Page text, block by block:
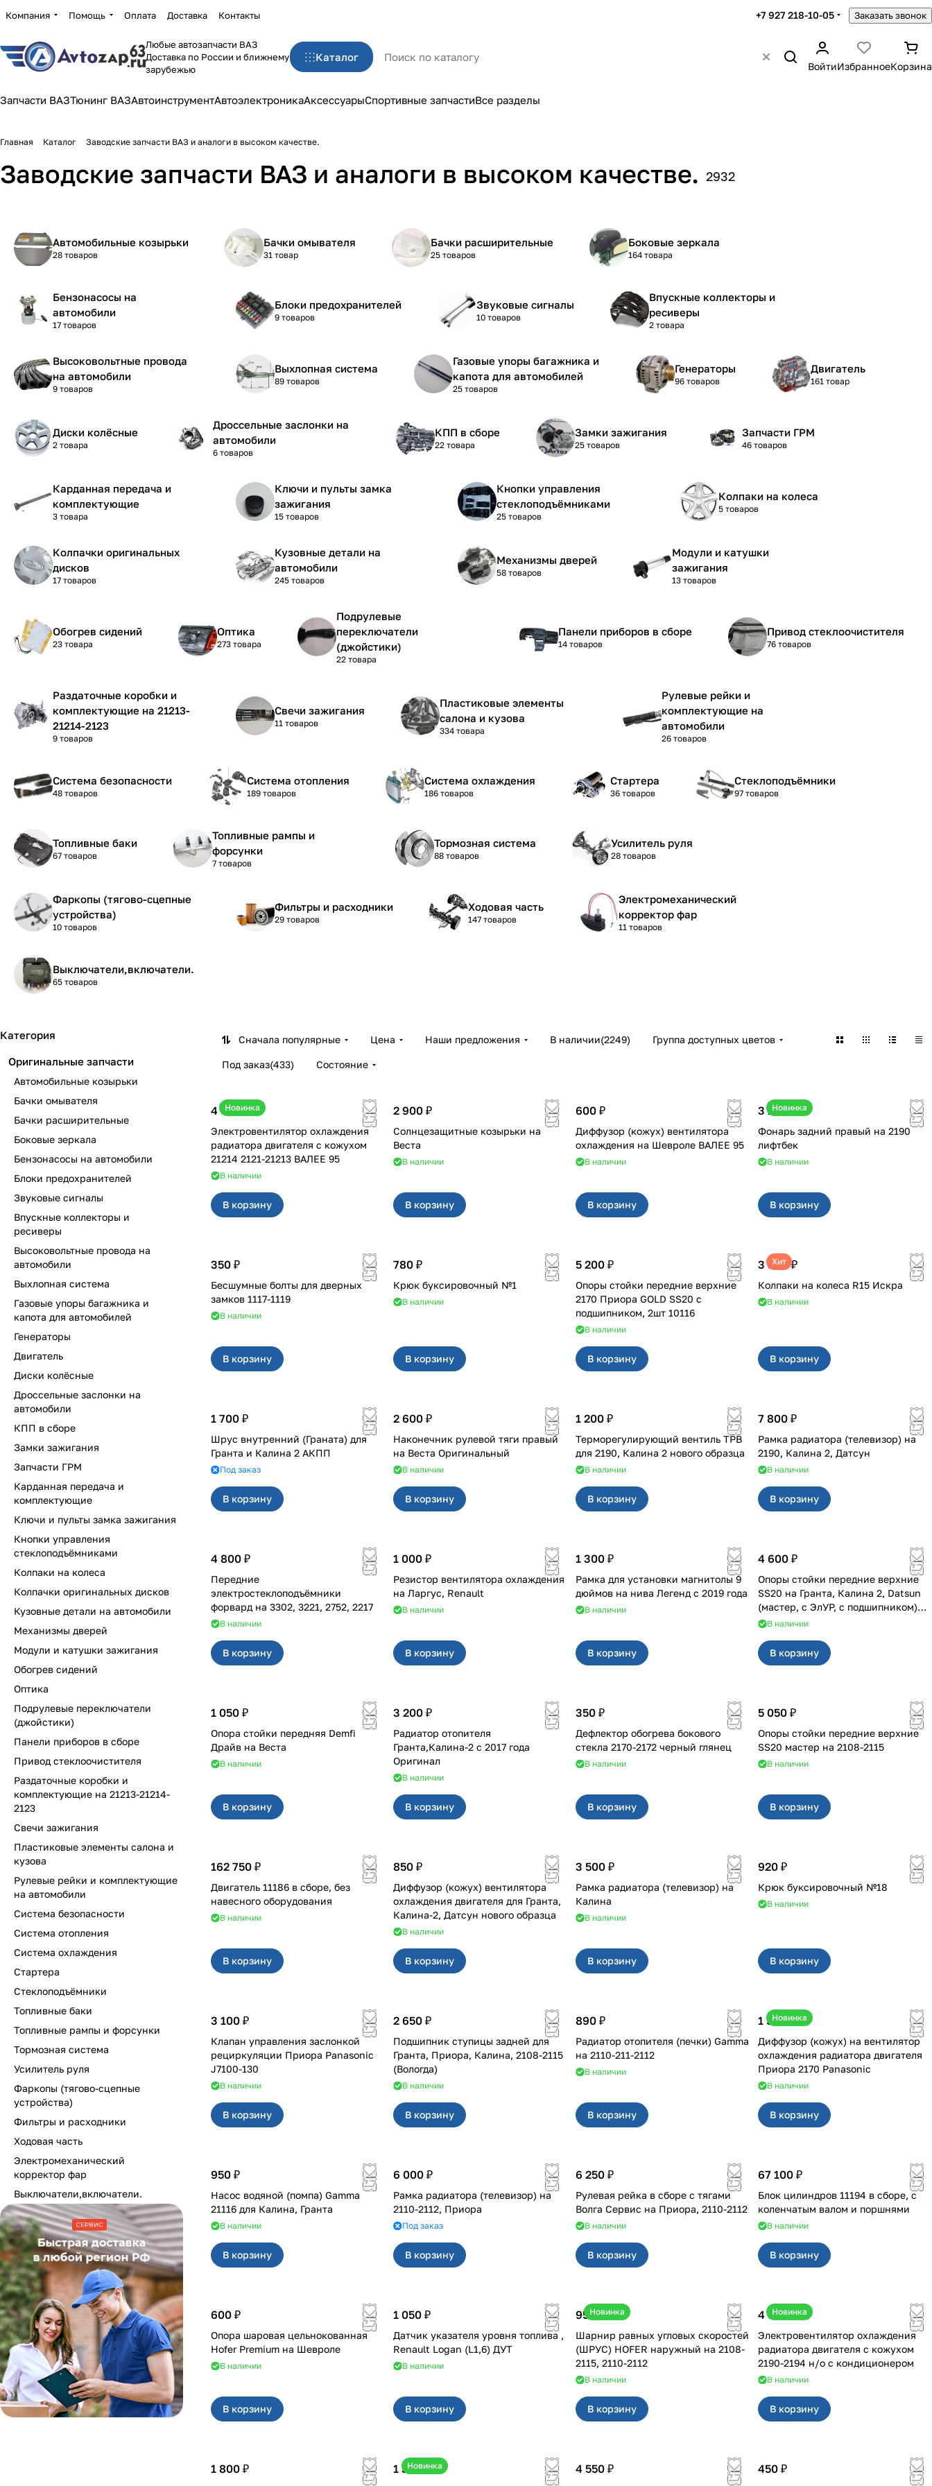
Компания Помощь Оплата Доставка Контакты +7 927 218-10-05 Заказать звонок
Любые автозапчасти ВАЗ
Доставка по России и ближнему
зарубежью
Каталог
ВойтиИзбранноеКорзина
Запчасти ВАЗТюнинг ВАЗАвтоинструментАвтоэлектроникаАксессуарыСпортивные запчастиВсе разделы
Главная Каталог Заводские запчасти ВАЗ и аналоги в высоком качестве.
Заводские запчасти ВАЗ и аналоги в высоком качестве. 2932
Автомобильные козырьки
28 товаров
Бачки омывателя
31 товар
Бачки расширительные
25 товаров
Боковые зеркала
164 товара
Бензонасосы на
автомобили
17 товаров
Блоки предохранителей
9 товаров
Звуковые сигналы
10 товаров
Впускные коллекторы и
ресиверы
2 товара
Высоковольтные провода
на автомобили
9 товаров
Выхлопная система
89 товаров
Газовые упоры багажника и
капота для автомобилей
25 товаров
Генераторы
96 товаров
Двигатель
161 товар
Диски колёсные
2 товара
Дроссельные заслонки на
автомобили
6 товаров
КПП в сборе
22 товара
Замки зажигания
25 товаров
Запчасти ГРМ
46 товаров
Карданная передача и
комплектующие
3 товара
Ключи и пульты замка
зажигания
15 товаров
Кнопки управления
стеклоподъёмниками
25 товаров
Колпаки на колеса
5 товаров
Колпачки оригинальных
дисков
17 товаров
Кузовные детали на
автомобили
245 товаров
Механизмы дверей
58 товаров
Модули и катушки
зажигания
13 товаров
Обогрев сидений
23 товара
Оптика
273 товара
Подрулевые
переключатели
(джойстики)
22 товара
Панели приборов в сборе
14 товаров
Привод стеклоочистителя
76 товаров
Раздаточные коробки и
комплектующие на 21213-
21214-2123
9 товаров
Свечи зажигания
11 товаров
Пластиковые элементы
салона и кузова
334 товара
Рулевые рейки и
комплектующие на
автомобили
26 товаров
Система безопасности
48 товаров
Система отопления
189 товаров
Система охлаждения
186 товаров
Стартера
36 товаров
Стеклоподъёмники
97 товаров
Топливные баки
67 товаров
Топливные рампы и
форсунки
7 товаров
Тормозная система
88 товаров
Усилитель руля
28 товаров
Фаркопы (тягово-сцепные
устройства)
10 товаров
Фильтры и расходники
29 товаров
Ходовая часть
147 товаров
Электромеханический
корректор фар
11 товаров
Выключатели,включатели.
65 товаров
Сначала популярные Цена Наши предложения В наличии(2249) Группа доступных цветов
Под заказ(433) Состояние
Новинка
4 600 ₽
Электровентилятор охлаждения
радиатора двигателя с кожухом
21214 2121-21213 ВАЛЕЕ 95
В наличии
В корзину
2 900 ₽
Солнцезащитные козырьки на
Веста
В наличии
В корзину
600 ₽
Диффузор (кожух) вентилятора
охлаждения на Шевроле ВАЛЕЕ 95
В наличии
В корзину
Новинка
3 100 ₽
Фонарь задний правый на 2190
лифтбек
В наличии
В корзину
350 ₽
Бесшумные болты для дверных
замков 1117-1119
В наличии
В корзину
780 ₽
Крюк буксировочный №1
В наличии
В корзину
5 200 ₽
Опоры стойки передние верхние
2170 Приора GOLD SS20 с
подшипником, 2шт 10116
В наличии
В корзину
Хит
3 380 ₽
Колпаки на колеса R15 Искра
В наличии
В корзину
1 700 ₽
Шрус внутренний (Граната) для
Гранта и Калина 2 АКПП
Под заказ
В корзину
2 600 ₽
Наконечник рулевой тяги правый
на Веста Оригинальный
В наличии
В корзину
1 200 ₽
Терморегулирующий вентиль ТРВ
для 2190, Калина 2 нового образца
В наличии
В корзину
7 800 ₽
Рамка радиатора (телевизор) на
2190, Калина 2, Датсун
В наличии
В корзину
4 800 ₽
Передние
электростеклоподъёмники
форвард на 3302, 3221, 2752, 2217
В наличии
В корзину
1 000 ₽
Резистор вентилятора охлаждения
на Ларгус, Renault
В наличии
В корзину
1 300 ₽
Рамка для установки магнитолы 9
дюймов на нива Легенд с 2019 года
В наличии
В корзину
4 600 ₽
Опоры стойки передние верхние
SS20 на Гранта, Калина 2, Datsun
(мастер, с ЭлУР, с подшипником)
2шт 10123
В наличии
В корзину
1 050 ₽
Опора стойки передняя Demfi
Драйв на Веста
В наличии
В корзину
3 200 ₽
Радиатор отопителя
Гранта,Калина-2 с 2017 года
Оригинал
В наличии
В корзину
350 ₽
Дефлектор обогрева бокового
стекла 2170-2172 черный глянец
В наличии
В корзину
5 050 ₽
Опоры стойки передние верхние
SS20 мастер на 2108-2115
В наличии
В корзину
162 750 ₽
Двигатель 11186 в сборе, без
навесного оборудования
В наличии
В корзину
850 ₽
Диффузор (кожух) вентилятора
охлаждения двигателя для Гранта,
Калина-2, Датсун нового образца
В наличии
В корзину
3 500 ₽
Рамка радиатора (телевизор) на
Калина
В наличии
В корзину
920 ₽
Крюк буксировочный №18
В наличии
В корзину
3 100 ₽
Клапан управления заслонкой
рециркуляции Приора Panasonic
J7100-130
В наличии
В корзину
2 650 ₽
Подшипник ступицы задней для
Гранта, Приора, Калина, 2108-2115
(Вологда)
В наличии
В корзину
890 ₽
Радиатор отопителя (печки) Gamma
на 2110-211-2112
В наличии
В корзину
Новинка
1 500 ₽
Диффузор (кожух) на вентилятор
охлаждения радиатора двигателя
Приора 2170 Panasonic
В наличии
В корзину
950 ₽
Насос водяной (помпа) Gamma
21116 для Калина, Гранта
В наличии
В корзину
6 000 ₽
Рамка радиатора (телевизор) на
2110-2112, Приора
Под заказ
В корзину
6 250 ₽
Рулевая рейка в сборе с тягами
Волга Сервис на Приора, 2110-2112
В наличии
В корзину
67 100 ₽
Блок цилиндров 11194 в сборе, с
коленчатым валом и поршнями
В наличии
В корзину
600 ₽
Опора шаровая цельнокованная
Hofer Premium на Шевроле
В наличии
В корзину
1 050 ₽
Датчик указателя уровня топлива ,
Renault Logan (L1,6) ДУТ
В наличии
В корзину
Новинка
950 ₽
Шарнир равных угловых скоростей
(ШРУС) HOFER наружный на 2108-
2115, 2110-2112
В наличии
В корзину
Новинка
4 550 ₽
Электровентилятор охлаждения
радиатора двигателя с кожухом
2190-2194 н/о с кондиционером
В наличии
В корзину
1 800 ₽ Новинка
1 350 ₽ 4 550 ₽ 450 ₽
Категория
Оригинальные запчасти
Автомобильные козырьки
Бачки омывателя
Бачки расширительные
Боковые зеркала
Бензонасосы на автомобили
Блоки предохранителей
Звуковые сигналы
Впускные коллекторы и
ресиверы
Высоковольтные провода на
автомобили
Выхлопная система
Газовые упоры багажника и
капота для автомобилей
Генераторы
Двигатель
Диски колёсные
Дроссельные заслонки на
автомобили
КПП в сборе
Замки зажигания
Запчасти ГРМ
Карданная передача и
комплектующие
Ключи и пульты замка зажигания
Кнопки управления
стеклоподъёмниками
Колпаки на колеса
Колпачки оригинальных дисков
Кузовные детали на автомобили
Механизмы дверей
Модули и катушки зажигания
Обогрев сидений
Оптика
Подрулевые переключатели
(джойстики)
Панели приборов в сборе
Привод стеклоочистителя
Раздаточные коробки и
комплектующие на 21213-21214-
2123
Свечи зажигания
Пластиковые элементы салона и
кузова
Рулевые рейки и комплектующие
на автомобили
Система безопасности
Система отопления
Система охлаждения
Стартера
Стеклоподъёмники
Топливные баки
Топливные рампы и форсунки
Тормозная система
Усилитель руля
Фаркопы (тягово-сцепные
устройства)
Фильтры и расходники
Ходовая часть
Электромеханический
корректор фар
Выключатели,включатели.